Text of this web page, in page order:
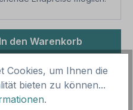
den
In den Warenkorb
Cookies, um Ihnen die
bieten zu können...
.